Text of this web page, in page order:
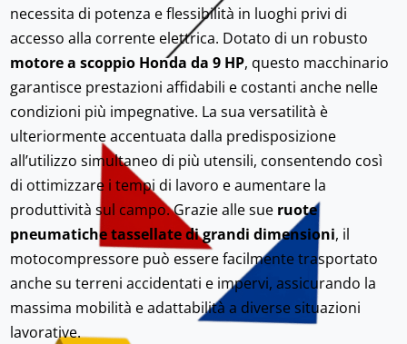
necessita di potenza e flessibilità in luoghi privi di
accesso alla corrente elettrica. Dotato di un robusto
motore a scoppio Honda da 9 HP, questo macchinario
garantisce prestazioni affidabili e costanti anche nelle
condizioni più impegnative. La sua versatilità è
ulteriormente accentuata dalla predisposizione
all’utilizzo simultaneo di più utensili, consentendo così
di ottimizzare i tempi di lavoro e aumentare la
produttività sul campo. Grazie alle sue ruote
pneumatiche tassellate di grandi dimensioni, il
motocompressore può essere facilmente trasportato
anche su terreni accidentati e impervi, assicurando la
massima mobilità e adattabilità a diverse situazioni
lavorative.